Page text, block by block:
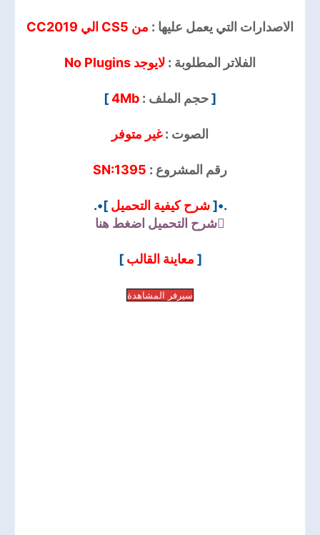
الاصدارات التي يعمل عليها : من CS5 الي CC2019
الفلاتر المطلوبة : لايوجد No Plugins
[حجم الملف : 4Mb
]
الصوت :غير متوفر
رقم المشروع : SN:1395
.•[شرح كيفية التحميل ]•.
شرح التحميل اضغط هنا
[ معاينة القالب]
سيرفر المشاهدة